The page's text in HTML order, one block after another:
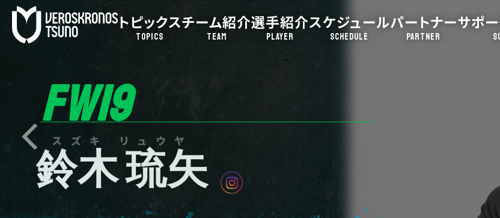
トピックス
TOPICS
チーム紹介
TEAM
選手紹介
PLAYER
スケジュール
SCHEDULE
パートナー
PARTNER
サポ
FW19
スズキ リュウヤ
鈴木 琉矢